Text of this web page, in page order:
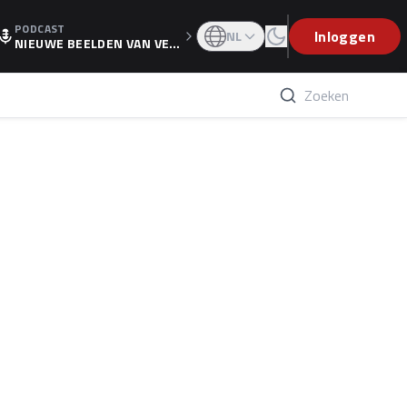
PODCAST
NIEUWE BEELDEN VAN VER
WEET IS ER NU GETEKEND'
NL Inloggen